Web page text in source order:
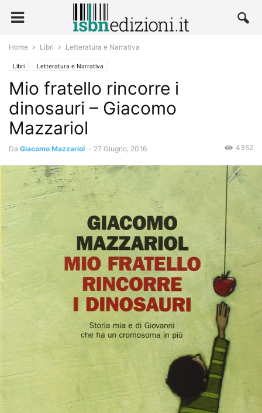
Home Libri Letteratura e Narrativa
Libri Letteratura e Narrativa
Mio fratello rincorre i
dinosauri – Giacomo
Mazzariol
Da Giacomo Mazzariol - 27 Giugno, 2016 4352